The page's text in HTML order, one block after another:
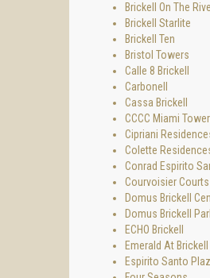
Brickell On The
Brickell Starlite
Brickell Ten
Bristol Towers
Calle 8 Brickell
Carbonell
Cassa Brickell
CCCC Miami
Cipriani
Colette
Conrad Espirito
Courvoisier Courts
Domus Brickell
Domus Brickell
ECHO Brickell
Emerald At Brickell
Espirito Santo